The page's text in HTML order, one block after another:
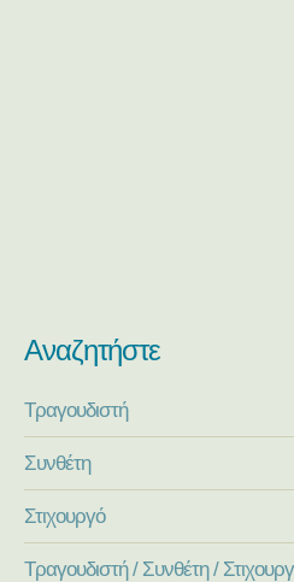
Αναζητήστε
Τραγουδιστή
Συνθέτη
Στιχουργό
Τραγουδιστή / Συνθέτη /